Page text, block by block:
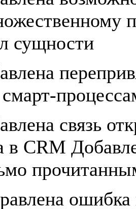
сущности
связь
в CRM
ошибка